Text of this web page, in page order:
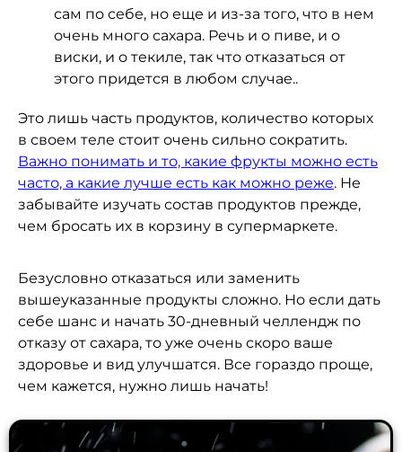
сам по себе, но еще и из-за того, что в нем
очень много сахара. Речь и о пиве, и о
виски, и о текиле, так что отказаться от
этого придется в любом случае..
Это лишь часть продуктов, количество которых
в своем теле стоит очень сильно сократить.
Важно понимать и то, какие фрукты можно есть
часто, а какие лучше есть как можно реже. Не
забывайте изучать состав продуктов прежде,
чем бросать их в корзину в супермаркете.
Безусловно отказаться или заменить
вышеуказанные продукты сложно. Но если дать
себе шанс и начать 30-дневный челлендж по
отказу от сахара, то уже очень скоро ваше
здоровье и вид улучшатся. Все гораздо проще,
чем кажется, нужно лишь начать!